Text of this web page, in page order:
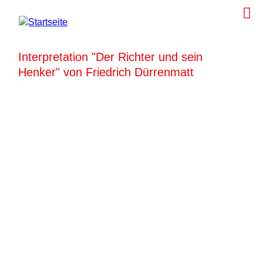
Interpretation "Der Richter und sein
Henker" von Friedrich Dürrenmatt